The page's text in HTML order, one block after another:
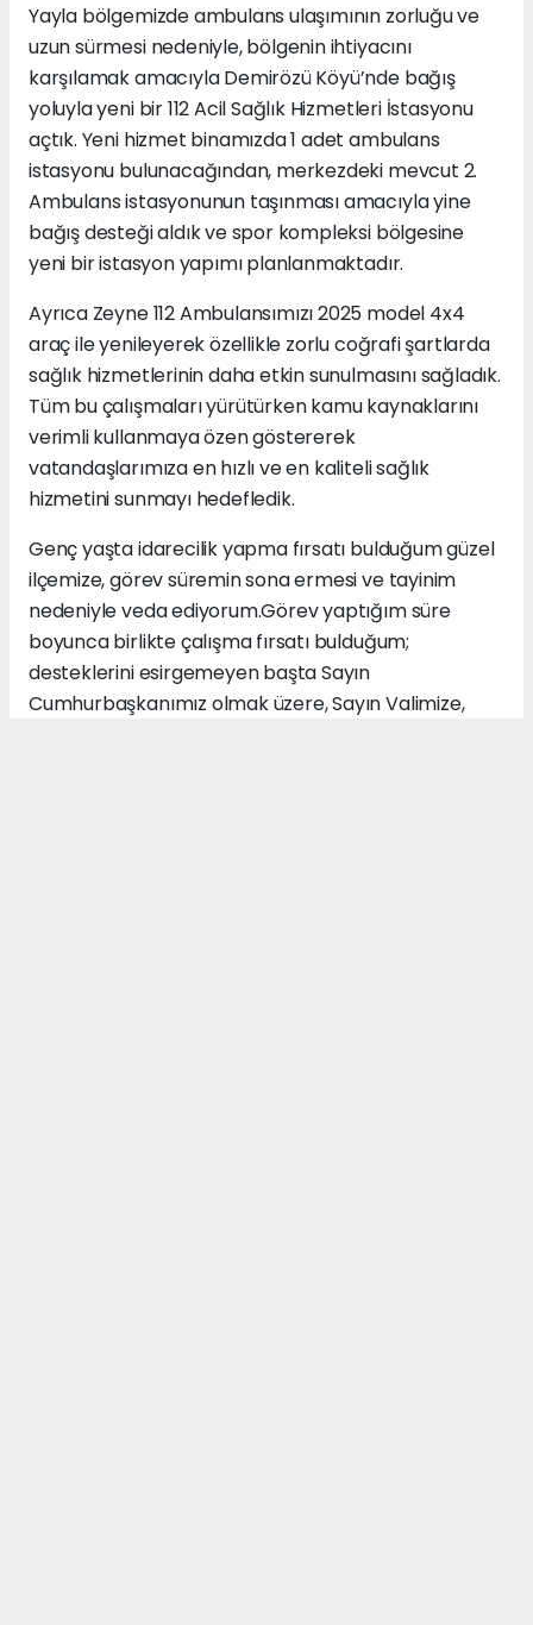
Yayla bölgemizde ambulans ulaşımının zorluğu ve
uzun sürmesi nedeniyle, bölgenin ihtiyacını
karşılamak amacıyla Demirözü Köyü’nde bağış
yoluyla yeni bir 112 Acil Sağlık Hizmetleri İstasyonu
açtık. Yeni hizmet binamızda 1 adet ambulans
istasyonu bulunacağından, merkezdeki mevcut 2.
Ambulans istasyonunun taşınması amacıyla yine
bağış desteği aldık ve spor kompleksi bölgesine
yeni bir istasyon yapımı planlanmaktadır.
Ayrıca Zeyne 112 Ambulansımızı 2025 model 4x4
araç ile yenileyerek özellikle zorlu coğrafi şartlarda
sağlık hizmetlerinin daha etkin sunulmasını sağladık.
Tüm bu çalışmaları yürütürken kamu kaynaklarını
verimli kullanmaya özen göstererek
vatandaşlarımıza en hızlı ve en kaliteli sağlık
hizmetini sunmayı hedefledik.
Genç yaşta idarecilik yapma fırsatı bulduğum güzel
ilçemize, görev süremin sona ermesi ve tayinim
nedeniyle veda ediyorum.Görev yaptığım süre
boyunca birlikte çalışma fırsatı bulduğum;
desteklerini esirgemeyen başta Sayın
Cumhurbaşkanımız olmak üzere, Sayın Valimize,